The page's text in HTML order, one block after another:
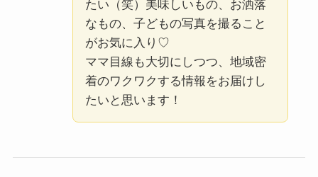
たい（笑）美味しいもの、お洒落
なもの、子どもの写真を撮ること
がお気に入り♡
ママ目線も大切にしつつ、地域密
着のワクワクする情報をお届けし
たいと思います！